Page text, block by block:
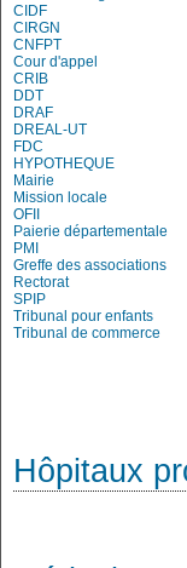
CIDF
CIRGN
CNFPT
Cour d'appel
CRIB
DDT
DRAF
DREAL-UT
FDC
HYPOTHEQUE
Mairie
Mission locale
OFII
Paierie départementale
PMI
Greffe des associations
Rectorat
SPIP
Tribunal pour enfants
Tribunal de commerce
Hôpitaux